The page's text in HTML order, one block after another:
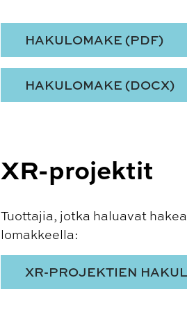
HAKULOMAKE (PDF)
HAKULOMAKE (DOCX)
XR-projektit
Tuottajia, jotka haluavat
lomakkeella:
XR-PROJEKTIEN